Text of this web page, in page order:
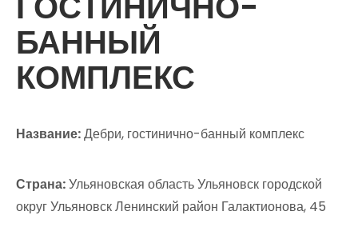
БАННЫЙ
КОМПЛЕКС
Название:Дебри, гостинично-банный комплекс
Страна:Ульяновская область Ульяновск городской
округ Ульяновск Ленинский район Галактионова, 45